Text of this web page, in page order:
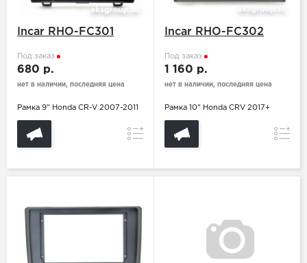
Incar RHO-FC301
Под заказ
680 р.
нет в наличии, последняя цена
Рамка 9" Honda CR-V 2007-2011
Сравнение
Incar RHO-FC302
Под заказ
1 160 р.
нет в наличии, последняя цена
Рамка 10" Honda CRV 2017+